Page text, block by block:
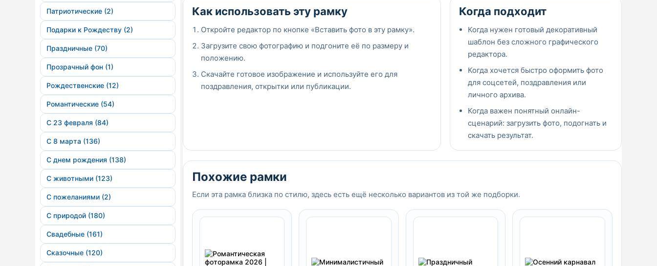
Патриотические (2)
Подарки к Рождеству (2)
Праздничные (70)
Прозрачный фон (1)
Рождественские (12)
Романтические (54)
С 23 февраля (84)
С 8 марта (136)
С днем рождения (138)
С животными (123)
С пожеланиями (2)
С природой (180)
Свадебные (161)
Сказочные (120)
Как использовать эту рамку
Откройте редактор по кнопке «Вставить фото в эту рамку».
Загрузите свою фотографию и подгоните её по размеру и
положению.
Скачайте готовое изображение и используйте его для
поздравления, открытки или публикации.
Когда подходит
Когда нужен готовый декоративный
шаблон без сложного графического
редактора.
Когда хочется быстро оформить фото
для соцсетей, поздравления или
личного архива.
Когда важен понятный онлайн-
сценарий: загрузить фото, подогнать и
скачать результат.
Похожие рамки
Если эта рамка близка по стилю, здесь есть ещё несколько вариантов из той же подборки.